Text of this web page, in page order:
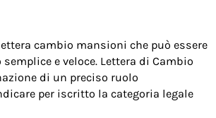
cambio mansioni che può essere
e veloce. Lettera di Cambio
di un preciso ruolo
per iscritto la categoria legale